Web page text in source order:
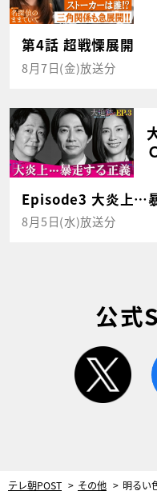
第4話 超戦慄展開
8月7日(金)放送分
Episode3 大炎上…
8月5日(水)放送分
公式
テレ朝POST その他